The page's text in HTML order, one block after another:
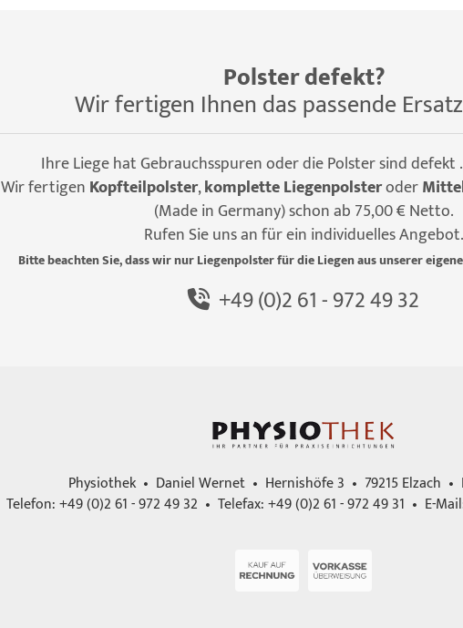
Polster defekt?
Wir fertigen Ihnen das passende
Ihre Liege hat Gebrauchsspuren oder die Polster sind defekt
Wir fertigen Kopfteilpolster,komplette Liegenpolsteroder
(Made in Germany) schon ab 75,00 € Netto.
Rufen Sie uns an für ein individuelles Angebot.
Bitte beachten Sie, dass wir nur Liegenpolster für die Liegen aus unserer
+49 (0)2 61 - 972 49 32
Physiothek • Daniel Wernet • Hernishöfe 3 • 79215 Elzach •
Telefon: +49 (0)2 61 - 972 49 32 • Telefax: +49 (0)2 61 - 972 49 31 • E-